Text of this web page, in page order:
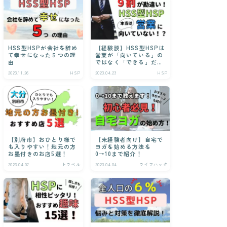
HSS型HSPが会社を辞め
て幸せになった５つの理
由
2023.11.26 HSP
【経験談】HSS型HSPは
営業が「向いている」の
ではなく「できる」だ
2023.04.23 HSP
【別府市】おひとり様で
も入りやすい！地元の方
お墨付きのお店5選！
2023.04.07 トラベル
【未経験者向け】自宅で
ヨガを始める方法を
0→10まで紹介！
2023.04.04 ライフハック